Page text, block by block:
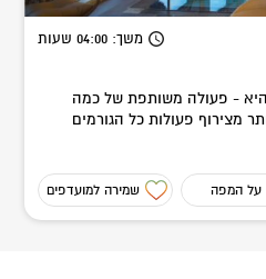
משך: 04:00 שעות
- פעולה משותפת של כמה
מצירוף פעולות כל הגורמים
על המפה שמירה למועדפים